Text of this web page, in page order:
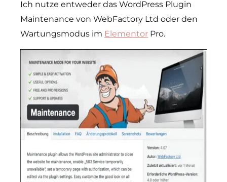
Ich nutze entweder das WordPress Plugin
Maintenance von WebFactory Ltd oder den
Wartungsmodus im Elementor Pro.